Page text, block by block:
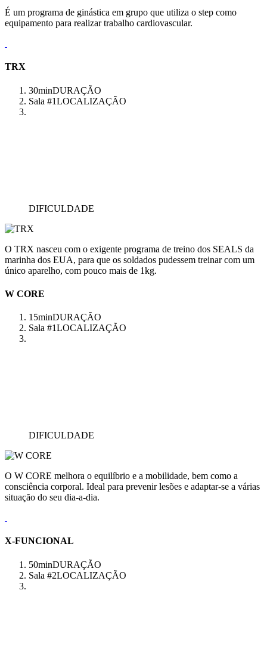
É um programa de ginástica em grupo que utiliza o step como
equipamento para realizar trabalho cardiovascular.
TRX
30minDURAÇÃO
Sala #1LOCALIZAÇÃO
DIFICULDADE
O TRX nasceu com o exigente programa de treino dos SEALS da
marinha dos EUA, para que os soldados pudessem treinar com um
único aparelho, com pouco mais de 1kg.
W CORE
15minDURAÇÃO
Sala #1LOCALIZAÇÃO
DIFICULDADE
O W CORE melhora o equilíbrio e a mobilidade, bem como a
consciência corporal. Ideal para prevenir lesões e adaptar-se a várias
situação do seu dia-a-dia.
X-FUNCIONAL
50minDURAÇÃO
Sala #2LOCALIZAÇÃO